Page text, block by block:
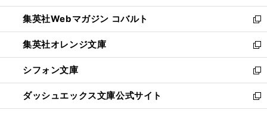
開
く
ウ
で
開
く
ン
ド
ウ
で
開
く
ウ
ィ
ン
ド
ウ
で
開
く
集英社Webマガジン コバルト
新
し
い
ウ
ィ
ン
ド
ウ
集英社オレンジ文庫
新
し
い
ウ
ィ
ン
シフォン文庫
新
し
い
ウ
ダッシュエックス文庫公式サイト
新
し